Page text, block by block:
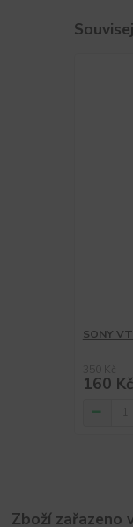
SONY
160 Kč
Zboží zařazeno